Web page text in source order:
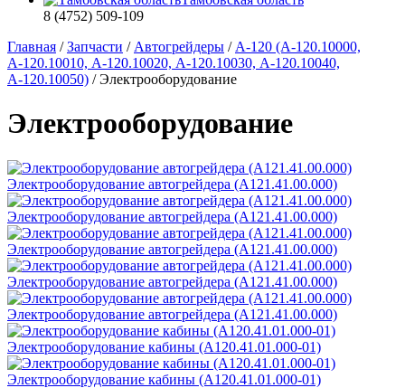
8 (4752) 509-109
Главная /Запчасти / Автогрейдеры / А-120 (А-120.10000,
А-120.10010, А-120.10020, А-120.10030, А-120.10040,
А-120.10050) /Электрооборудование
Электрооборудование
Электрооборудование автогрейдера (А121.41.00.000)
Электрооборудование автогрейдера (А121.41.00.000)
Электрооборудование автогрейдера (А121.41.00.000)
Электрооборудование автогрейдера (А121.41.00.000)
Электрооборудование автогрейдера (А121.41.00.000)
Электрооборудование кабины (А120.41.01.000-01)
Электрооборудование кабины (А120.41.01.000-01)